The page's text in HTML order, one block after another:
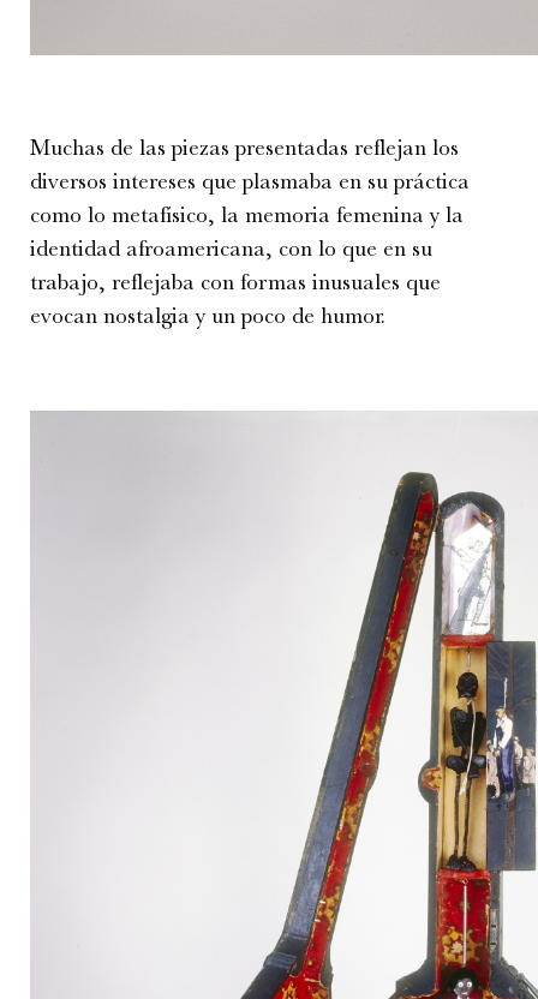
Muchas de las piezas presentadas reflejan los
diversos intereses que plasmaba en su práctica
como lo metafísico, la memoria femenina y la
identidad afroamericana, con lo que en su
trabajo, reflejaba con formas inusuales que
evocan nostalgia y un poco de humor.